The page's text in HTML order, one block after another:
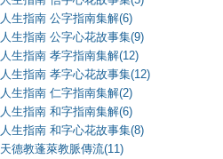
人生指南 公字指南集解(6)
人生指南 公字心花故事集(9)
人生指南 孝字指南集解(12)
人生指南 孝字心花故事集(12)
人生指南 仁字指南集解(2)
人生指南 和字指南集解(6)
人生指南 和字心花故事集(8)
天德教蓬萊教脈傳流(11)